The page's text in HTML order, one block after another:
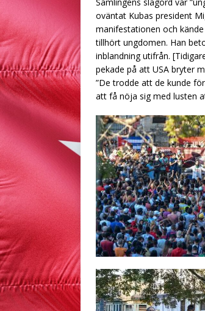
oväntat Kubas president
manifestationen och
tillhört ungdomen. Han
inblandning utifrån.
pekade på att USA bryter
”De trodde att de kunde
att få nöja sig med lusten